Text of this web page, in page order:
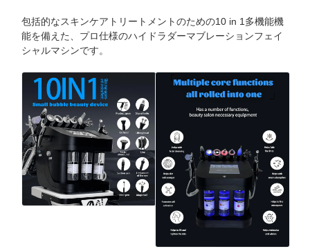
包括的なスキンケアトリートメントのための10 in 1多機能機
能を備えた、プロ仕様のハイドラダーマブレーションフェイ
シャルマシンです。